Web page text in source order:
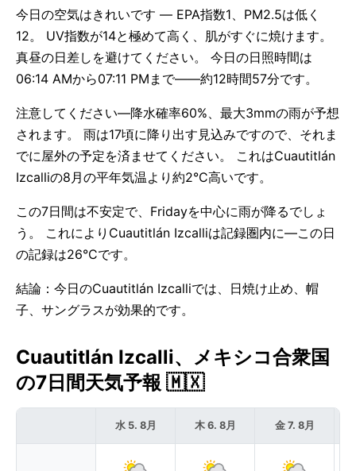
今日の空気はきれいです — EPA指数1、PM2.5は低く
12。 UV指数が14と極めて高く、肌がすぐに焼けます。
真昼の日差しを避けてください。 今日の日照時間は
06:14 AMから07:11 PMまで——約12時間57分です。
注意してください—降水確率60%、最大3mmの雨が予想
されます。 雨は17頃に降り出す見込みですので、それま
でに屋外の予定を済ませてください。 これはCuautitlán
Izcalliの8月の平年気温より約2°C高いです。
この7日間は不安定で、Fridayを中心に雨が降るでしょ
う。 これによりCuautitlán Izcalliは記録圏内に—この日
の記録は26°Cです。
結論：今日のCuautitlán Izcalliでは、日焼け止め、帽
子、サングラスが効果的です。
Cuautitlán Izcalli、メキシコ合衆国
の7日間天気予報 🇲🇽
水 5. 8月 木 6. 8月 金 7. 8月